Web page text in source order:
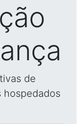
de
hospedados